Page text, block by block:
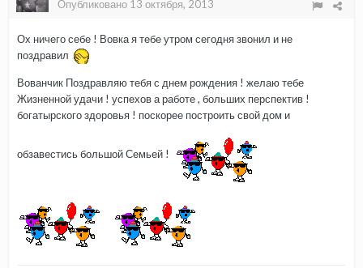
Опубликовано 13 октября, 2013
Ох ничего себе ! Вовка я тебе утром сегодня звонил и не
поздравил
Вованчик Поздравляю тебя с днем рождения ! желаю тебе
Жизненной удачи ! успехов а работе , больших перспектив !
богатырского здоровья ! поскорее построить свой дом и
обзавестись большой Семьей !